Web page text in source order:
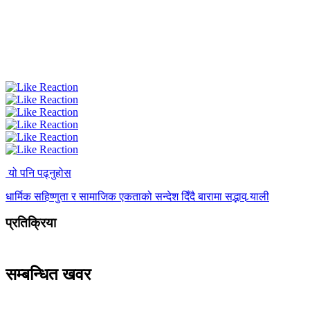
यो पनि पढ्नुहोस
धार्मिक सहिष्णुता र सामाजिक एकताको सन्देश दिँदै बारामा सद्भाव र्‍याली
प्रतिक्रिया
सम्बन्धित खवर